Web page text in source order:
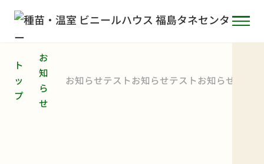
ト
ッ
プ
お
知
ら
せ
お知らせテストお知らせテストお知らせテ